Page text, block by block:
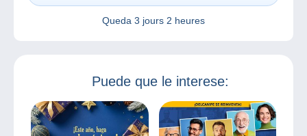
Queda 3 jours 2 heures
Puede que le interese: